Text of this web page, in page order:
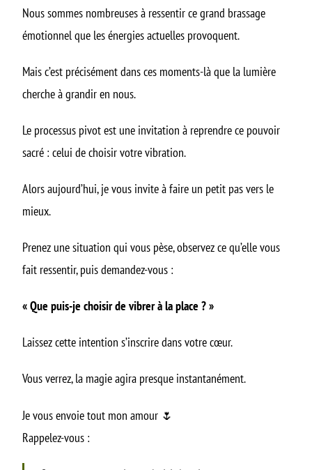
Nous sommes nombreuses à ressentir ce grand brassage
émotionnel que les énergies actuelles provoquent.
Mais c’est précisément dans ces moments-là que la lumière
cherche à grandir en nous.
Le processus pivot est une invitation à reprendre ce pouvoir
sacré : celui de choisir votre vibration.
Alors aujourd’hui, je vous invite à faire un petit pas vers le
mieux.
Prenez une situation qui vous pèse, observez ce qu’elle vous
fait ressentir, puis demandez-vous :
« Que puis-je choisir de vibrer à la place ? »
Laissez cette intention s’inscrire dans votre cœur.
Vous verrez, la magie agira presque instantanément.
Je vous envoie tout mon amour 🌷
Rappelez-vous :